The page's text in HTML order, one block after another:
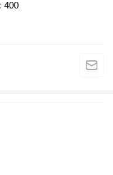
400